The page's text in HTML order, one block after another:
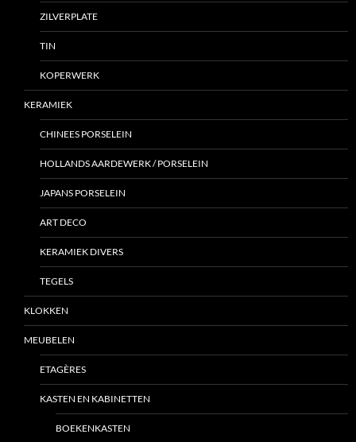
ZILVERPLATE
TIN
KOPERWERK
KERAMIEK
CHINEES PORSELEIN
HOLLANDS AARDEWERK / PORSELEIN
JAPANS PORSELEIN
ART DECO
KERAMIEK DIVERS
TEGELS
KLOKKEN
MEUBELEN
ETAGÈRES
KASTEN EN KABINETTEN
BOEKENKASTEN